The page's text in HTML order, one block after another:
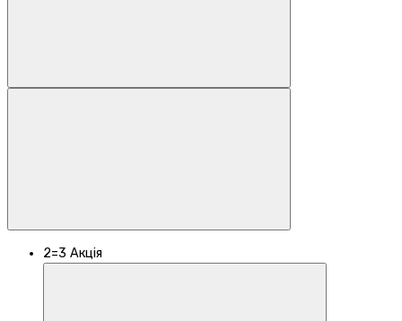
2=3 Акція